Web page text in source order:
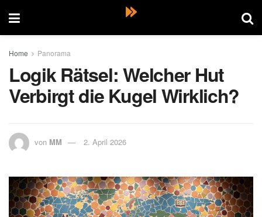
Home Panorama
Logik Rätsel: Welcher Hut
Verbirgt die Kugel Wirklich?
von MM 2. April 2026